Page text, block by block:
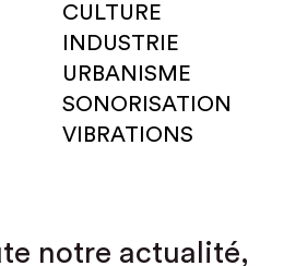
CULTURE
INDUSTRIE
URBANISME
SONORISATION
VIBRATIONS
notre actualité,